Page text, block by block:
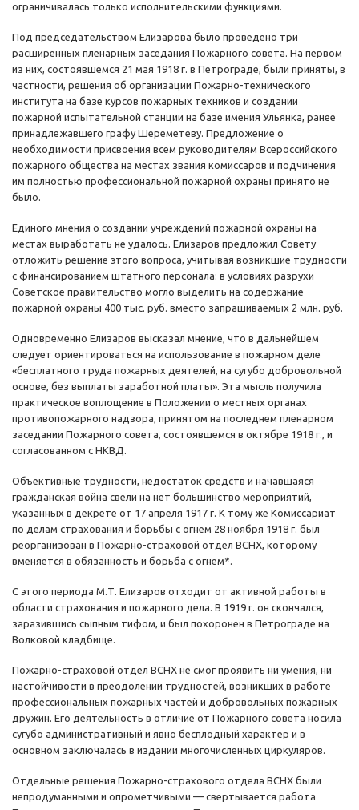
ограничивалась только исполнительскими функциями.
Под председательством Елизарова было проведено три
расширенных пленарных заседания Пожарного совета. На первом
из них, состоявшемся 21 мая 1918 г. в Петрограде, были приняты, в
частности, решения об организации Пожарно-технического
института на базе курсов пожарных техников и создании
пожарной испытательной станции на базе имения Ульянка, ранее
принадлежавшего графу Шереметеву. Предложение о
необходимости присвоения всем руководителям Всероссийского
пожарного общества на местах звания комиссаров и подчинения
им полностью профессиональной пожарной охраны принято не
было.
Единого мнения о создании учреждений пожарной охраны на
местах выработать не удалось. Елизаров предложил Совету
отложить решение этого вопроса, учитывая возникшие трудности
с финансированием штатного персонала: в условиях разрухи
Советское правительство могло выделить на содержание
пожарной охраны 400 тыс. руб. вместо запрашиваемых 2 млн. руб.
Одновременно Елизаров высказал мнение, что в дальнейшем
следует ориентироваться на использование в пожарном деле
«бесплатного труда пожарных деятелей, на сугубо добровольной
основе, без выплаты заработной платы». Эта мысль получила
практическое воплощение в Положении о местных органах
противопожарного надзора, принятом на последнем пленарном
заседании Пожарного совета, состоявшемся в октябре 1918 г., и
согласованном с НКВД.
Объективные трудности, недостаток средств и начавшаяся
гражданская война свели на нет большинство мероприятий,
указанных в декрете от 17 апреля 1917 г. К тому же Комиссариат
по делам страхования и борьбы с огнем 28 ноября 1918 г. был
реорганизован в Пожарно-страховой отдел ВСНХ, которому
вменяется в обязанность и борьба с огнем*.
С этого периода М.Т. Елизаров отходит от активной работы в
области страхования и пожарного дела. В 1919 г. он скончался,
заразившись сыпным тифом, и был похоронен в Петрограде на
Волковой кладбище.
Пожарно-страховой отдел ВСНХ не смог проявить ни умения, ни
настойчивости в преодолении трудностей, возникших в работе
профессиональных пожарных частей и добровольных пожарных
дружин. Его деятельность в отличие от Пожарного совета носила
сугубо административный и явно бесплодный характер и в
основном заключалась в издании многочисленных циркуляров.
Отдельные решения Пожарно-страхового отдела ВСНХ были
непродуманными и опрометчивыми — свертывается работа